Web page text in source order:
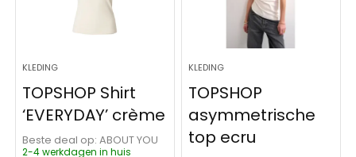
KLEDING
TOPSHOP Shirt
‘EVERYDAY’ crème
Beste deal op:
ABOUT YOU
2-4 werkdagen in huis
KLEDING
TOPSHOP
asymmetrische
top ecru